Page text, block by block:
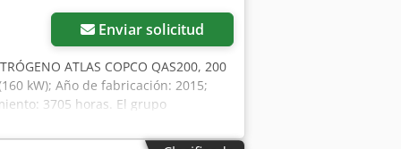
Enviar solicitud
ATLAS COPCO QAS200, 200
kW); Año de fabricación: 2015;
3705 horas. El grupo
PLN Precio bruto: 129.150